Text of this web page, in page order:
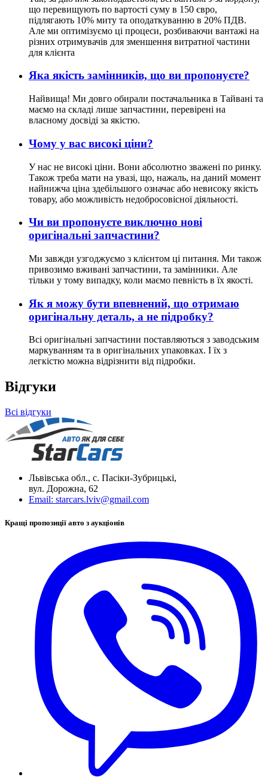
що перевищують по вартості суму в 150 євро,
підлягають 10% миту та оподаткуванню в 20% ПДВ.
Але ми оптимізуємо ці процеси, розбиваючи вантажі на
різних отримувачів для зменшення витратної частини
для клієнта
Яка якість замінників, що ви пропонуєте?
Найвища! Ми довго обирали постачальника в Тайвані та
маємо на складі лише запчастини, перевірені на
власному досвіді за якістю.
Чому у вас високі ціни?
У нас не високі ціни. Вони абсолютно зважені по ринку.
Також треба мати на увазі, що, нажаль, на даний момент
найнижча ціна здебільшого означає або невисоку якість
товару, або можливість недобросовісної діяльності.
Чи ви пропонуєте виключно нові
оригінальні запчастини?
Ми завжди узгоджуємо з клієнтом ці питання. Ми також
привозимо вживані запчастини, та замінники. Але
тільки у тому випадку, коли маємо певність в їх якості.
Як я можу бути впевнений, що отримаю
оригінальну деталь, а не підробку?
Всі оригінальні запчастини поставляються з заводським
маркуванням та в оригінальних упаковках. І їх з
легкістю можна відрізнити від підробки.
Відгуки
Всі відгуки
Львівська обл., с. Пасіки-Зубрицькі,
вул. Дорожна, 62
Email: starcars.lviv@gmail.com
Кращі пропозиції авто з аукціонів